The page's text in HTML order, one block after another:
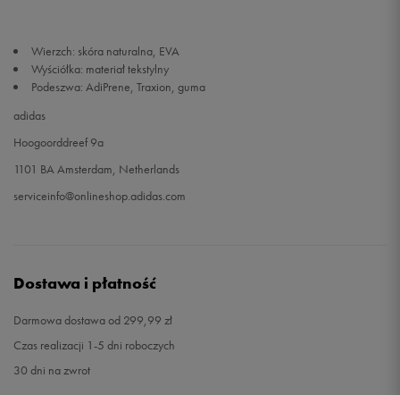
46 2/3 30 cm
Wierzch: skóra naturalna, EVA
Wyściółka: materiał tekstylny
Podeszwa: AdiPrene, Traxion, guma
adidas
Hoogoorddreef 9a
1101 BA Amsterdam, Netherlands
serviceinfo@onlineshop.adidas.com
Dostawa i płatność
Darmowa dostawa od 299,99 zł
Czas realizacji 1-5 dni roboczych
30 dni na zwrot